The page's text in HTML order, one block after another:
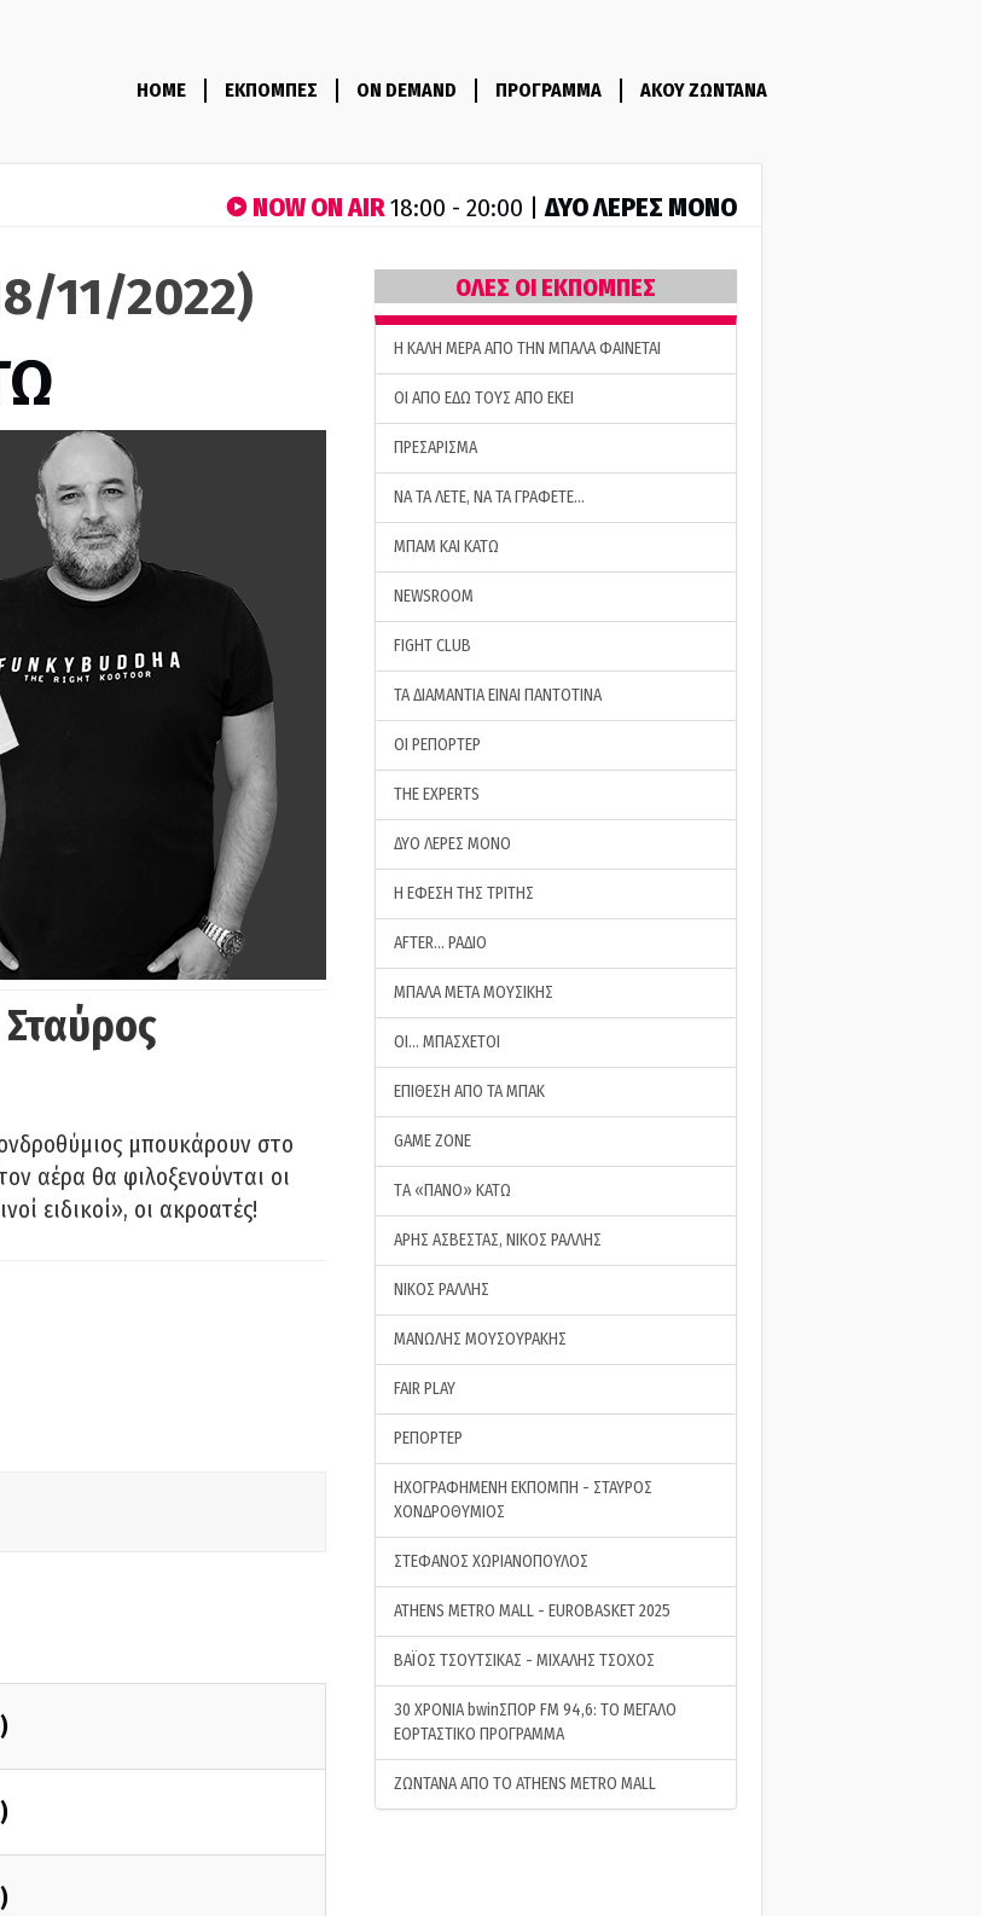
HOME ΕΚΠΟΜΠΕΣ ON DEMAND ΠΡΟΓΡΑΜΜΑ ΑΚΟΥ ΖΩΝΤΑΝΑ
NOW ON AIR18:00 - 20:00 |ΔΥΟ ΛΕΡΕΣ ΜΟΝΟ
11/2022)
μπουκάρουν στο
αέρα θα φιλοξενούνται οι
ειδικοί», οι ακροατές!
ΟΛΕΣ ΟΙ ΕΚΠΟΜΠΕΣ
H ΚΑΛΗ ΜΕΡΑ ΑΠΟ ΤΗΝ ΜΠΑΛΑ ΦΑΙΝΕΤΑΙ
ΟΙ ΑΠΟ ΕΔΩ ΤΟΥΣ ΑΠΟ ΕΚΕΙ
ΠΡΕΣΑΡΙΣΜΑ
ΝΑ ΤΑ ΛΕΤΕ, ΝΑ ΤΑ ΓΡΑΦΕΤΕ…
ΜΠΑΜ ΚΑΙ ΚΑΤΩ
NEWSROOM
FIGHT CLUB
ΤΑ ΔΙΑΜΑΝΤΙΑ ΕΙΝΑΙ ΠΑΝΤΟΤΙΝΑ
ΟΙ ΡΕΠΟΡΤΕΡ
THE EXPERTS
ΔΥΟ ΛΕΡΕΣ ΜΟΝΟ
Η ΕΦΕΣΗ ΤΗΣ ΤΡΙΤΗΣ
AFTER… ΡΑΔΙΟ
ΜΠΑΛΑ ΜΕΤΑ ΜΟΥΣΙΚΗΣ
ΟΙ… ΜΠΑΣΧΕΤΟΙ
ΕΠΙΘΕΣΗ ΑΠΟ ΤΑ ΜΠΑΚ
GAME ZONE
ΤA «ΠΑΝΟ» ΚΑΤΩ
ΑΡΗΣ ΑΣΒΕΣΤΑΣ, ΝΙΚΟΣ ΡΑΛΛΗΣ
ΝΙΚΟΣ ΡΑΛΛΗΣ
ΜΑΝΩΛΗΣ ΜΟΥΣΟΥΡΑΚΗΣ
FAIR PLAY
ΡΕΠΟΡΤΕΡ
ΗΧΟΓΡΑΦΗΜΕΝΗ ΕΚΠΟΜΠΗ - ΣΤΑΥΡΟΣ
ΧΟΝΔΡΟΘΥΜΙΟΣ
ΣΤΕΦΑΝΟΣ ΧΩΡΙΑΝΟΠΟΥΛΟΣ
ATHENS METRO MALL - EUROBASKET 2025
ΒΑΪΟΣ ΤΣΟΥΤΣΙΚΑΣ - ΜΙΧΑΛΗΣ ΤΣΟΧΟΣ
30 ΧΡΟΝΙΑ bwinΣΠΟΡ FM 94,6: ΤΟ ΜΕΓΑΛΟ
ΕΟΡΤΑΣΤΙΚΟ ΠΡΟΓΡΑΜΜΑ
ΖΩΝΤΑΝΑ ΑΠΟ ΤΟ ATHENS METRO MALL